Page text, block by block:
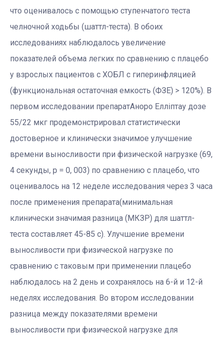
что оценивалось с помощью ступенчатого теста
челночной ходьбы (шаттл-теста). В обоих
исследованиях наблюдалось увеличение
показателей объема легких по сравнению с плацебо
у взрослых пациентов с ХОБЛ с гиперинфляцией
(функциональная остаточная емкость (ФЗЕ) > 120%). В
первом исследовании препаратАноро Елліптау дозе
55/22 мкг продемонстрировал статистически
достоверное и клинически значимое улучшение
времени выносливости при физической нагрузке (69,
4 секунды, p = 0, 003) по сравнению с плацебо, что
оценивалось на 12 неделе исследования через 3 часа
после применения препарата(минимальная
клинически значимая разница (МКЗР) для шаттл-
теста составляет 45-85 с). Улучшение времени
выносливости при физической нагрузке по
сравнению с таковым при применении плацебо
наблюдалось на 2 день и сохранялось на 6-й и 12-й
неделях исследования. Во втором исследовании
разница между показателями времени
выносливости при физической нагрузке для